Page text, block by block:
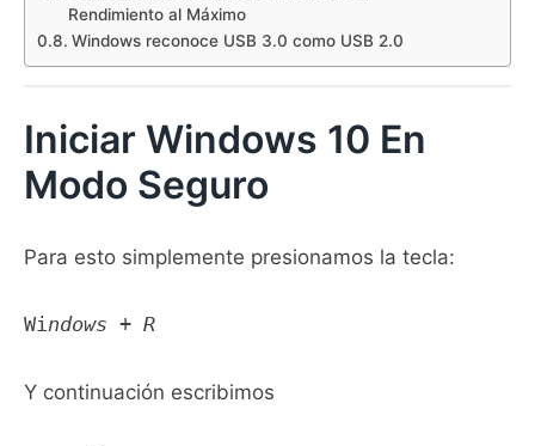
Rendimiento al Máximo
Windows reconoce USB 3.0 como USB 2.0
Iniciar Windows 10 En
Modo Seguro
Para esto simplemente presionamos la tecla:
Windows + R
Y continuación escribimos